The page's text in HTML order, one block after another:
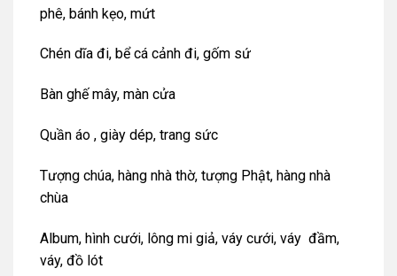
phê, bánh kẹo, mứt
Chén dĩa đi, bể cá cảnh đi, gốm sứ
Bàn ghế mây, màn cửa
Quần áo , giày dép, trang sức
Tượng chúa, hàng nhà thờ, tượng Phật, hàng nhà
chùa
Album, hình cưới, lông mi giả, váy cưới, váy đầm,
váy, đồ lót